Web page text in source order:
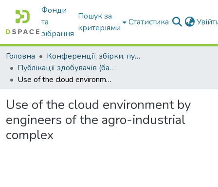
Фонди
та
зібрання
Пошук за
критеріями
Статистика
Головна
Конференції, збірки, публікації молодих вчених і здобувачів : магістрів, бакалаврів, аспірантів.
Публікації здобувачів (бакалаврів. магістрів, аспірантів)
Use of the cloud environment by engineers of the agro-industrial complex
Use of the cloud environment by
engineers of the agro-industrial
complex